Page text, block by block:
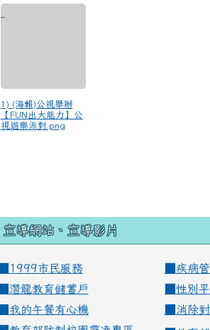
1) (海報)公視舉辦
【FUN出大能力】公
視遊樂派對.png
宣導網站、宣導影片
■1999市民服務 疾病
潛龍教育儲蓄戶 性別
我的午餐有心機
消除